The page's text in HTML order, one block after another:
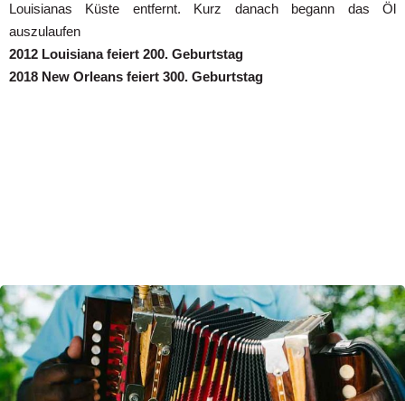
Louisianas Küste entfernt. Kurz danach begann das Öl
auszulaufen
2012 Louisiana feiert 200. Geburtstag
2018 New Orleans feiert 300. Geburtstag